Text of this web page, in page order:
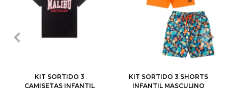
2 3 4
KIT SORTIDO 3
CAMISETAS INFANTIL
3 4 6
10 12
KIT SORTIDO 3 SHORTS
INFANTIL MASCULINO